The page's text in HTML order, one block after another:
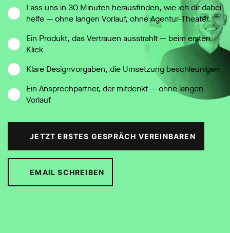
Lass uns in 30 Minuten herausfinden, wie ich dir dabei
helfe — ohne langen Vorlauf, ohne Agentur-Theater.
Ein Produkt, das Vertrauen ausstrahlt — beim ersten
Klick
Klare Designvorgaben, die Umsetzung beschleunigen
Ein Ansprechpartner, der mitdenkt — ohne langen
Vorlauf
JETZT ERSTES GESPRÄCH VEREINBAREN
EMAIL SCHREIBEN